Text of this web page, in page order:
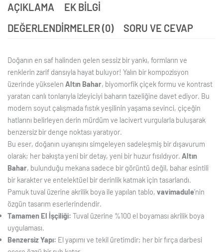
AÇIKLAMA
EK BILGI
DEĞERLENDIRMELER (0)
SORU VE CEVAP
Doğanın en saf halinden gelen sessiz bir yankı, formların ve
renklerin zarif dansıyla hayat buluyor! Yalın bir kompozisyon
üzerinde yükselen Altın Bahar, biyomorfik çiçek formu ve kontrast
yaratan canlı tonlarıyla izleyiciyi baharın tazeliğine davet ediyor. Bu
modern soyut çalışmada fıstık yeşilinin yaşama sevinci, çiçeğin
hatlarını belirleyen derin mürdüm ve lacivert vurgularla buluşarak
benzersiz bir denge noktası yaratıyor.
Bu eser, doğanın uyanışını simgeleyen sadeleşmiş bir dışavurum
olarak; her bakışta yeni bir detay, yeni bir huzur fısıldıyor. Altın
Bahar, bulunduğu mekana sadece bir görüntü değil, bahar esintili
bir karakter ve entelektüel bir derinlik katmak için tasarlandı.
Pamuk tuval üzerine akrilik boya ile yapılan tablo, vavimadule’nin
özgün tasarım eserlerindendir.
Tamamen El İşçiliği: Tuval üzerine %100 el boyaması akrilik boya
uygulaması.
Benzersiz Yapı: El yapımı ve tekil üretimdir; her bir fırça darbesi